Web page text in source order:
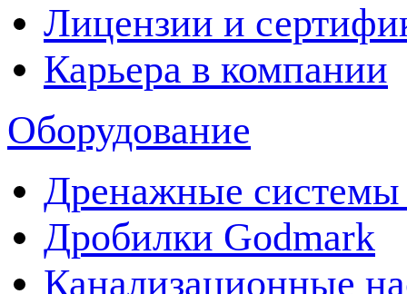
Лицензии и
Карьера в компании
Оборудование
Дренажные системы
Дробилки Godmark
Канализационные